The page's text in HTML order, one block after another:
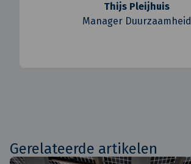
Thijs Pleijhuis
Manager Duurzaamheid
Gerelateerde artikelen